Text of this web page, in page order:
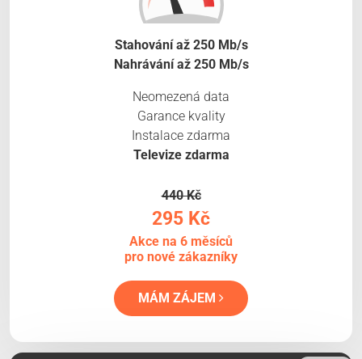
Stahování až 250 Mb/s
Nahrávání až 250 Mb/s
Neomezená data
Garance kvality
Instalace zdarma
Televize zdarma
440 Kč
295 Kč
Akce na 6 měsíců
pro nové zákazníky
MÁM ZÁJEM